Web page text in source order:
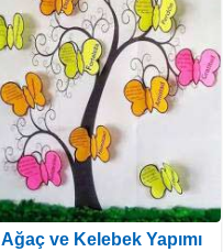
Ağaç ve Kelebek Yapımı